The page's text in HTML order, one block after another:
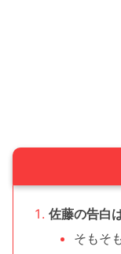
佐藤の告白
そもそ